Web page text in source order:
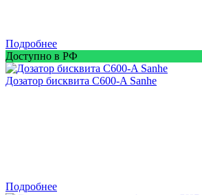
Подробнее
Доступно в РФ
Дозатор бисквита C600-A Sanhe
Подробнее